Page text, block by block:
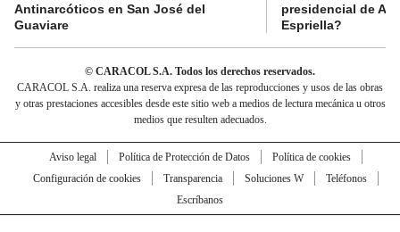
Antinarcóticos en San José del
Guaviare
presidencial de
Espriella?
© CARACOL S.A. Todos los derechos reservados.
CARACOL S.A. realiza una reserva expresa de las reproducciones y usos de las obras
y otras prestaciones accesibles desde este sitio web a medios de lectura mecánica u otros
medios que resulten adecuados.
Aviso legal Política de Protección de Datos
Política de cookies
Configuración de cookies
Transparencia Soluciones W
Teléfonos
Escríbanos